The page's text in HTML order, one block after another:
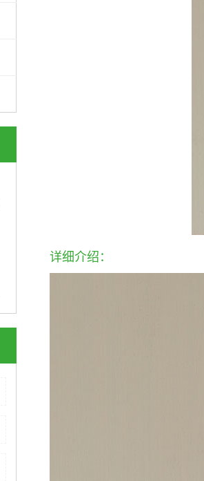
详细介绍：